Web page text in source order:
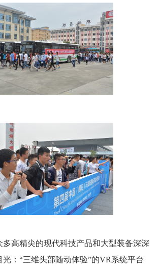
多高精尖的现代科技产品和大型装备深深
：“三维头部随动体验”的VR系统平台